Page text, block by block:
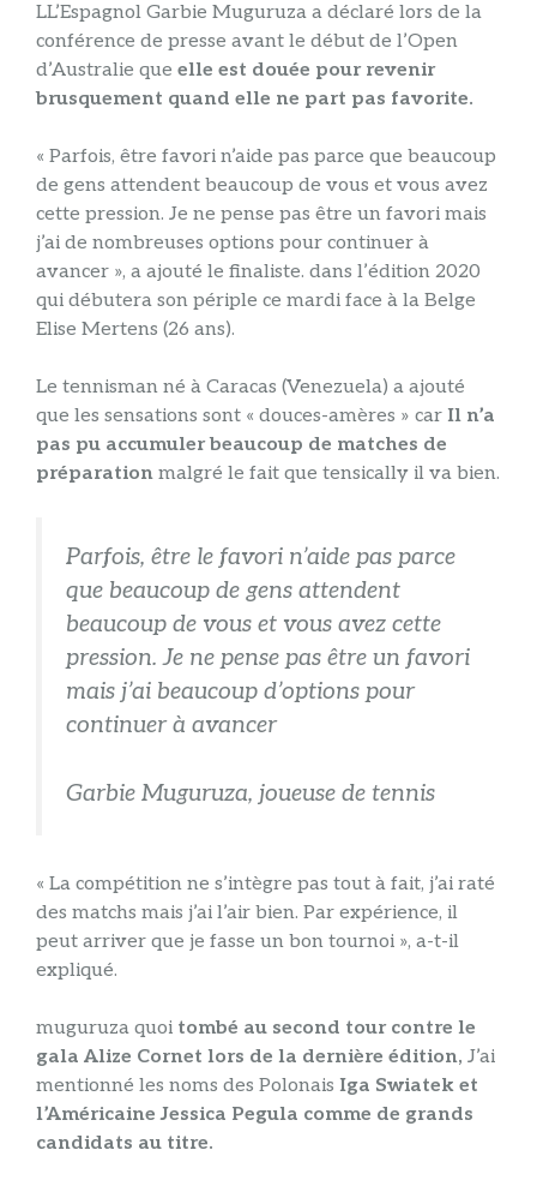
LL’Espagnol Garbie Muguruza a déclaré lors de la
conférence de presse avant le début de l’Open
d’Australie que elle est douée pour revenir
brusquement quand elle ne part pas favorite.
« Parfois, être favori n’aide pas parce que beaucoup
de gens attendent beaucoup de vous et vous avez
cette pression. Je ne pense pas être un favori mais
j’ai de nombreuses options pour continuer à
avancer », a ajouté le finaliste. dans l’édition 2020
qui débutera son périple ce mardi face à la Belge
Elise Mertens (26 ans).
Le tennisman né à Caracas (Venezuela) a ajouté
que les sensations sont « douces-amères » car Il n’a
pas pu accumuler beaucoup de matches de
préparation malgré le fait que tensically il va bien.
Parfois, être le favori n’aide pas parce
que beaucoup de gens attendent
beaucoup de vous et vous avez cette
pression. Je ne pense pas être un favori
mais j’ai beaucoup d’options pour
continuer à avancer
Garbie Muguruza, joueuse de tennis
« La compétition ne s’intègre pas tout à fait, j’ai raté
des matchs mais j’ai l’air bien. Par expérience, il
peut arriver que je fasse un bon tournoi », a-t-il
expliqué.
muguruza quoi tombé au second tour contre le
gala Alize Cornet lors de la dernière édition, J’ai
mentionné les noms des Polonais Iga Swiatek et
l’Américaine Jessica Pegula comme de grands
candidats au titre.